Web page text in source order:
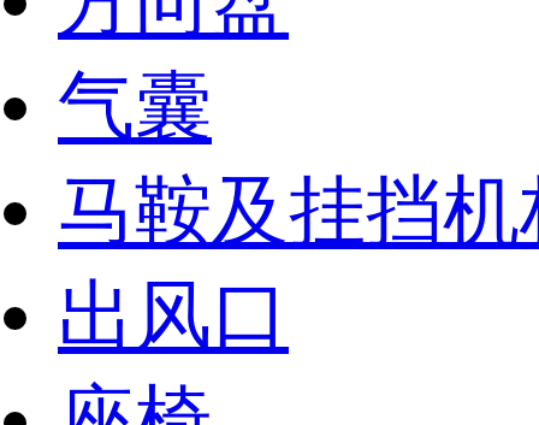
气囊
马鞍及挂挡机
出风口